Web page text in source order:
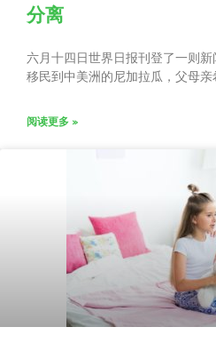
分离
六月十四日世界日报刊登了一则
移民到中美洲的尼加拉瓜，父母亲
阅读更多 »